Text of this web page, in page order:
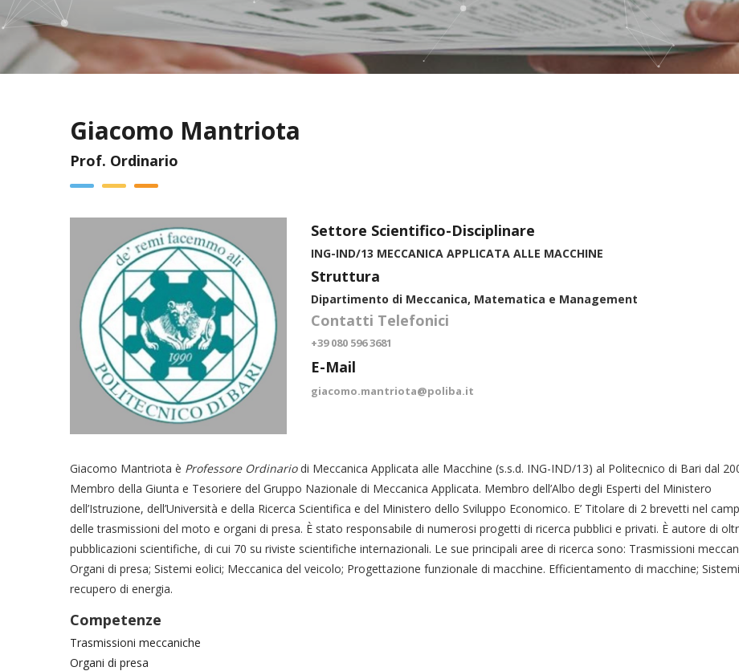
Giacomo Mantriota
Prof. Ordinario
Settore Scientifico-Disciplinare
ING-IND/13 MECCANICA APPLICATA ALLE MACCHINE
Struttura
Dipartimento di Meccanica, Matematica e Management
Contatti Telefonici
+39 080 596 3681
E-Mail
giacomo.mantriota@poliba.it
Giacomo Mantriota è Professore Ordinariodi Meccanica Applicata alle Macchine (s.s.d. ING-IND/13) al Politecnico di Bari dal
Membro della Giunta e Tesoriere del Gruppo Nazionale di Meccanica Applicata. Membro dell’Albo degli Esperti del Ministero
dell’Istruzione, dell’Università e della Ricerca Scientifica e del Ministero dello Sviluppo Economico. E’ Titolare di 2 brevetti nel
delle trasmissioni del moto e organi di presa. È stato responsabile di numerosi progetti di ricerca pubblici e privati. È autore di
pubblicazioni scientifiche, di cui 70 su riviste scientifiche internazionali. Le sue principali aree di ricerca sono: Trasmissioni
Organi di presa; Sistemi eolici; Meccanica del veicolo; Progettazione funzionale di macchine. Efficientamento di macchine;
recupero di energia.
Competenze
Trasmissioni meccaniche
Organi di presa